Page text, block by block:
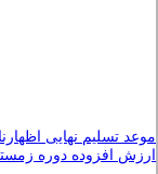
موعد تسلیم نهایی
ارزش افزوده دوره زمستان